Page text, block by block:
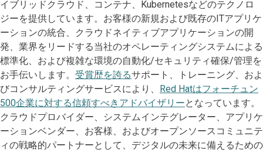
イブリッドクラウド、コンテナ、Kubernetesなどのテクノロ
ジーを提供しています。お客様の新規および既存のITアプリケ
ーションの統合、クラウドネイティブアプリケーションの開
発、業界をリードする当社のオペレーティングシステムによる
標準化、および複雑な環境の自動化/セキュリティ確保/管理を
お手伝いします。 受賞歴を誇るサポート、トレーニング、およ
びコンサルティングサービスにより、 Red Hatはフォーチュン
500企業に対する信頼すべきアドバイザリーとなっています。
クラウドプロバイダー、システムインテグレーター、アプリケ
ーションベンダー、お客様、およびオープンソースコミュニテ
ィの戦略的パートナーとして、デジタルの未来に備えるための